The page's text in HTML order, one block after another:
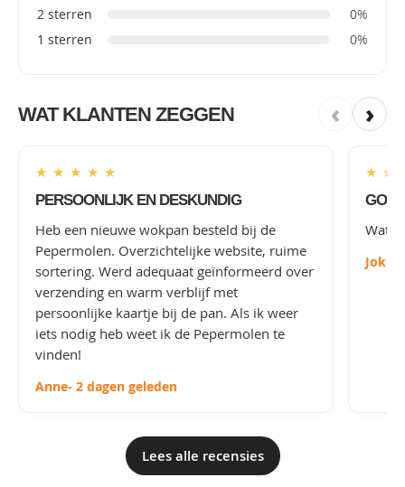
2 sterren
0%
1 sterren
0%
WAT KLANTEN ZEGGEN ‹ ›
★ ★ ★ ★ ★
PERSOONLIJK EN DESKUNDIG
Heb een nieuwe wokpan besteld bij de
Pepermolen. Overzichtelijke website, ruime
sortering. Werd adequaat geïnformeerd over
verzending en warm verblijf met
persoonlijke kaartje bij de pan. Als ik weer
iets nodig heb weet ik de Pepermolen te
vinden!
Anne- 2 dagen geleden
★ ★
Wat
Joke
Lees alle recensies